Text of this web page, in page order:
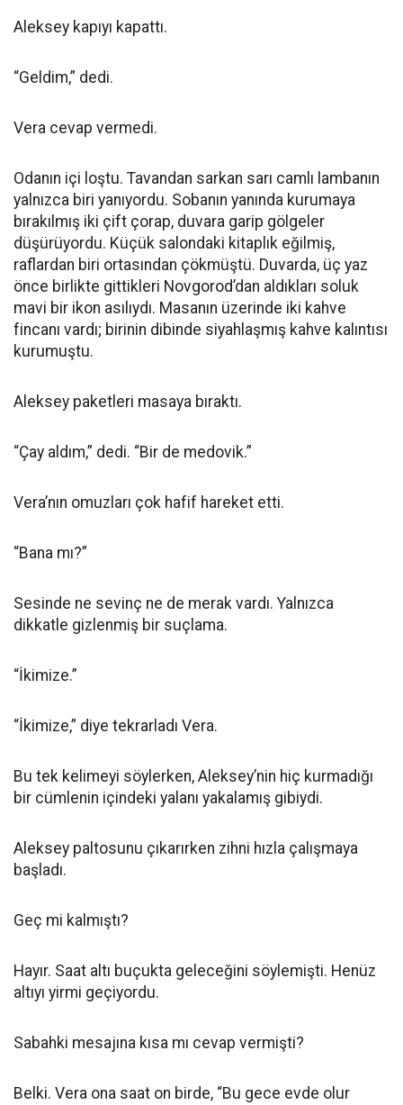
Aleksey kapıyı kapattı.
“Geldim,” dedi.
Vera cevap vermedi.
Odanın içi loştu. Tavandan sarkan sarı camlı lambanın
yalnızca biri yanıyordu. Sobanın yanında kurumaya
bırakılmış iki çift çorap, duvara garip gölgeler
düşürüyordu. Küçük salondaki kitaplık eğilmiş,
raflardan biri ortasından çökmüştü. Duvarda, üç yaz
önce birlikte gittikleri Novgorod’dan aldıkları soluk
mavi bir ikon asılıydı. Masanın üzerinde iki kahve
fincanı vardı; birinin dibinde siyahlaşmış kahve kalıntısı
kurumuştu.
Aleksey paketleri masaya bıraktı.
“Çay aldım,” dedi. “Bir de medovik.”
Vera’nın omuzları çok hafif hareket etti.
“Bana mı?”
Sesinde ne sevinç ne de merak vardı. Yalnızca
dikkatle gizlenmiş bir suçlama.
“İkimize.”
“İkimize,” diye tekrarladı Vera.
Bu tek kelimeyi söylerken, Aleksey’nin hiç kurmadığı
bir cümlenin içindeki yalanı yakalamış gibiydi.
Aleksey paltosunu çıkarırken zihni hızla çalışmaya
başladı.
Geç mi kalmıştı?
Hayır. Saat altı buçukta geleceğini söylemişti. Henüz
altıyı yirmi geçiyordu.
Sabahki mesajına kısa mı cevap vermişti?
Belki. Vera ona saat on birde, “Bu gece evde olur